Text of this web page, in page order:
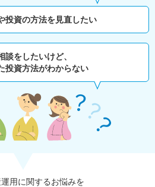
投資の方法を見直したい
談をしたいけど、
投資方法がわからない
用に関するお悩みを